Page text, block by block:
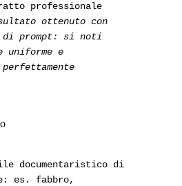
professionale
ottenuto con
di prompt: si noti
uniforme e
documentaristico di
es. fabbro,